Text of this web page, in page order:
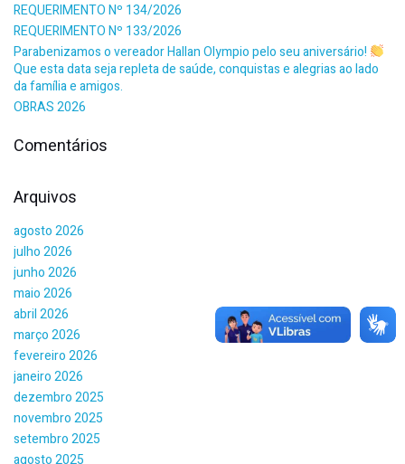
REQUERIMENTO Nº 134/2026
REQUERIMENTO Nº 133/2026
Parabenizamos o vereador Hallan Olympio pelo seu aniversário!
Que esta data seja repleta de saúde, conquistas e alegrias ao lado
da família e amigos.
OBRAS 2026
Comentários
Arquivos
agosto 2026
julho 2026
junho 2026
maio 2026
abril 2026
março 2026
fevereiro 2026
janeiro 2026
dezembro 2025
novembro 2025
setembro 2025
agosto 2025